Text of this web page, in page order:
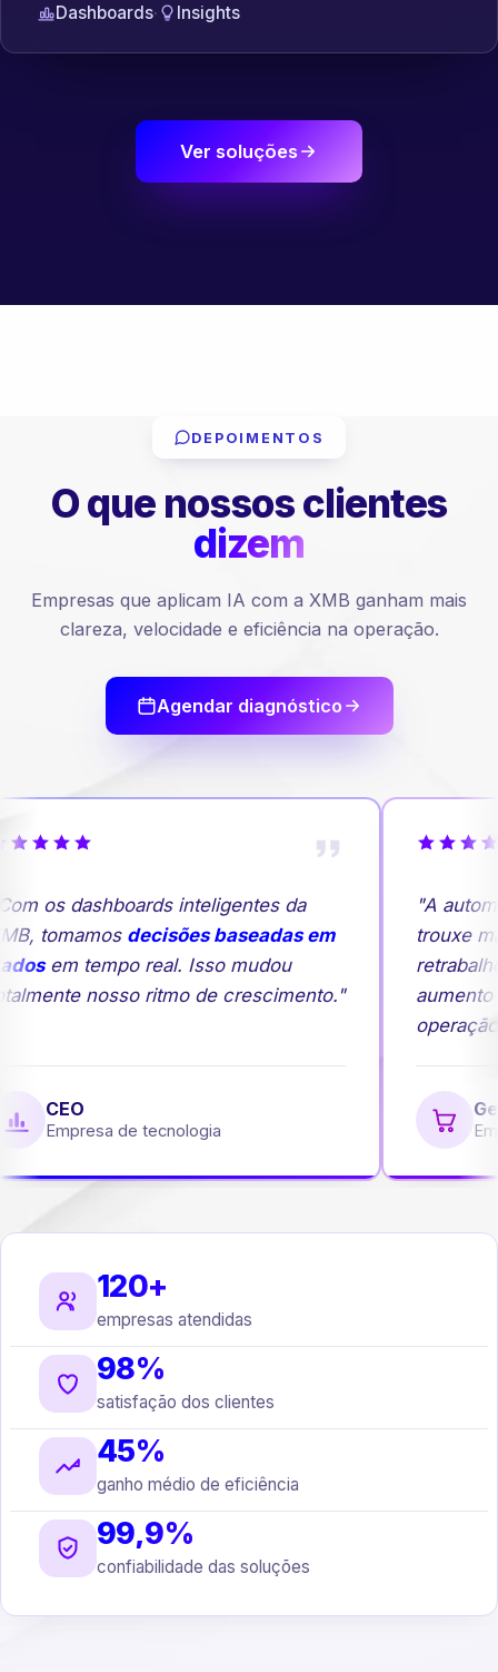
Dashboards· Insights
Ver soluções
DEPOIMENTOS
O que nossosclientes
dizem
Empresas que aplicam IA com a XMB ganham mais
clareza, velocidade e eficiência na operação.
Agendar diagnóstico
os dashboards inteligentes da
tomamosdecisões baseadas em
em tempo real. Isso mudou
nosso ritmo de crescimento."
CEO
Empresa de tecnologia
"A
trouxe
aumento
120+
empresas atendidas
98%
satisfação dos clientes
45%
ganho médio de eficiência
99,9%
confiabilidade das soluções